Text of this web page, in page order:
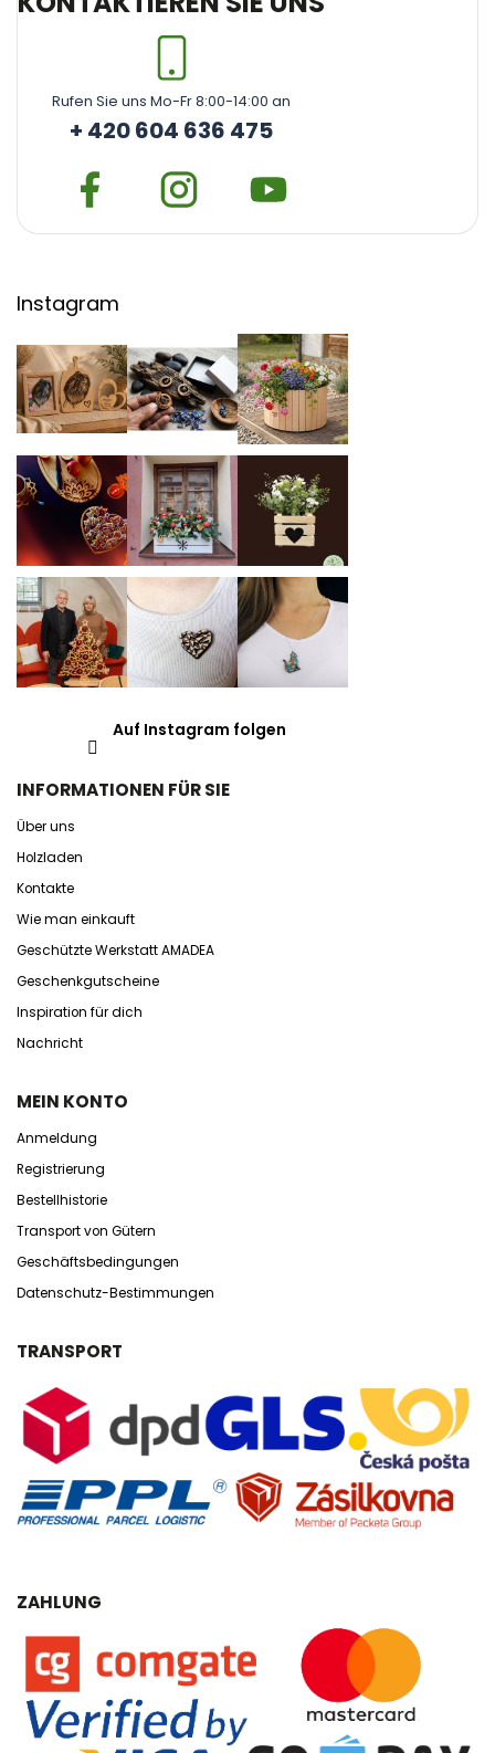
Rufen Sie uns Mo-Fr 8:00-14:00 an
+ 420 604 636 475
Instagram
Auf Instagram folgen
INFORMATIONEN FÜR SIE
Über uns
Holzladen
Kontakte
Wie man einkauft
Geschützte Werkstatt AMADEA
Geschenkgutscheine
Inspiration für dich
Nachricht
MEIN KONTO
Anmeldung
Registrierung
Bestellhistorie
Transport von Gütern
Geschäftsbedingungen
Datenschutz-Bestimmungen
TRANSPORT
ZAHLUNG